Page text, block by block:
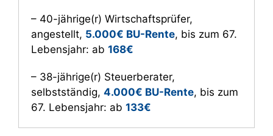
– 40-jährige(r) Wirtschaftsprüfer,
angestellt, 5.000€ BU-Rente, bis zum 67.
Lebensjahr: ab 168€
– 38-jährige(r) Steuerberater,
selbstständig, 4.000€ BU-Rente, bis zum
67. Lebensjahr: ab 133€